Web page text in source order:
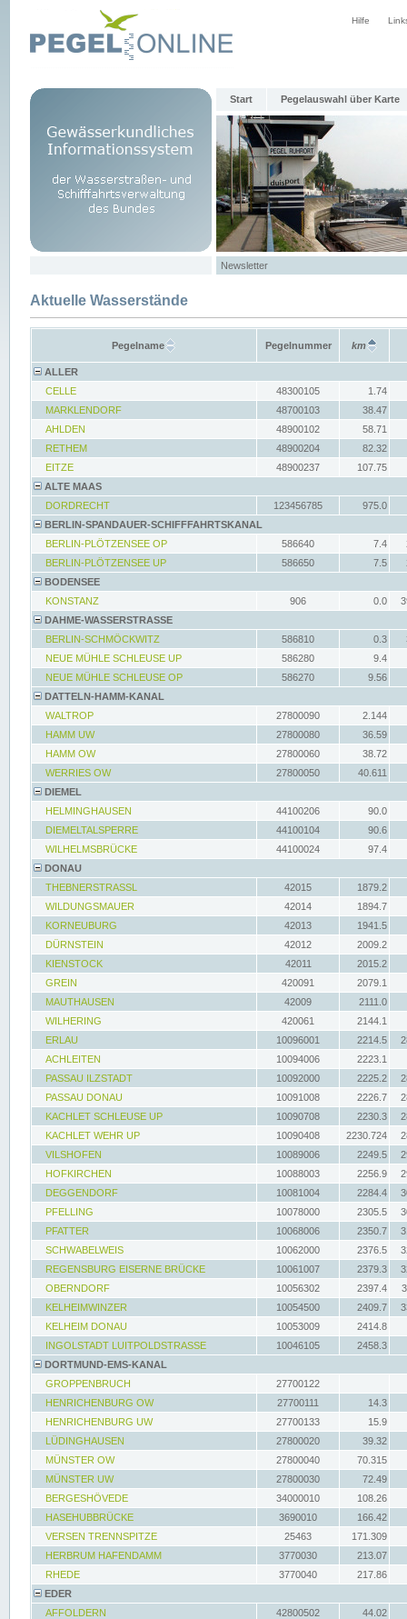
Hilfe
Start Pegelauswahl über Karte
Newsletter
Aktuelle Wasserstände
Pegelname Pegelnummer km
ALLER
CELLE
48300105
1.74
MARKLENDORF
48700103
38.47
AHLDEN
48900102
58.71
RETHEM
48900204
82.32
EITZE
48900237
107.75
ALTE MAAS
DORDRECHT
123456785
975.0
BERLIN-SPANDAUER-SCHIFFFAHRTSKANAL
BERLIN-PLÖTZENSEE OP
586640 7.4
BERLIN-PLÖTZENSEE UP
586650 7.5
BODENSEE
KONSTANZ
906 0.0
DAHME-WASSERSTRASSE
BERLIN-SCHMÖCKWITZ
586810 0.3
NEUE MÜHLE SCHLEUSE UP
586280
9.4
NEUE MÜHLE SCHLEUSE OP
586270
9.56
DATTELN-HAMM-KANAL
WALTROP
27800090
2.144
HAMM UW
27800080
36.59
HAMM OW
27800060
38.72
WERRIES OW
27800050
40.611
DIEMEL
HELMINGHAUSEN
44100206
90.0
DIEMELTALSPERRE
44100104
90.6
WILHELMSBRÜCKE
44100024
97.4
DONAU
THEBNERSTRASSL
42015
1879.2
WILDUNGSMAUER
42014
1894.7
KORNEUBURG
42013
1941.5
DÜRNSTEIN
42012
2009.2
KIENSTOCK
42011
2015.2
GREIN
420091
2079.1
MAUTHAUSEN
42009
2111.0
WILHERING
420061
2144.1
ERLAU
10096001 2214.5
ACHLEITEN
10094006
2223.1
PASSAU ILZSTADT
10092000 2225.2
PASSAU DONAU
10091008 2226.7
KACHLET SCHLEUSE UP
10090708 2230.3
KACHLET WEHR UP
10090408 2230.724
VILSHOFEN
10089006 2249.5
HOFKIRCHEN
10088003 2256.9
DEGGENDORF
10081004 2284.4
PFELLING
10078000 2305.5
PFATTER
10068006 2350.7
SCHWABELWEIS
10062000 2376.5
REGENSBURG EISERNE BRÜCKE
10061007 2379.3
OBERNDORF
10056302 2397.4
KELHEIMWINZER
10054500 2409.7
KELHEIM DONAU
10053009
2414.8
INGOLSTADT LUITPOLDSTRASSE
10046105
2458.3
DORTMUND-EMS-KANAL
GROPPENBRUCH
27700122
HENRICHENBURG OW
27700111
14.3
HENRICHENBURG UW
27700133
15.9
LÜDINGHAUSEN
27800020
39.32
MÜNSTER OW
27800040
70.315
MÜNSTER UW
27800030
72.49
BERGESHÖVEDE
34000010
108.26
HASEHUBBRÜCKE
3690010
166.42
VERSEN TRENNSPITZE
25463
171.309
HERBRUM HAFENDAMM
3770030
213.07
RHEDE
3770040
217.86
EDER
AFFOLDERN
42800502
44.02